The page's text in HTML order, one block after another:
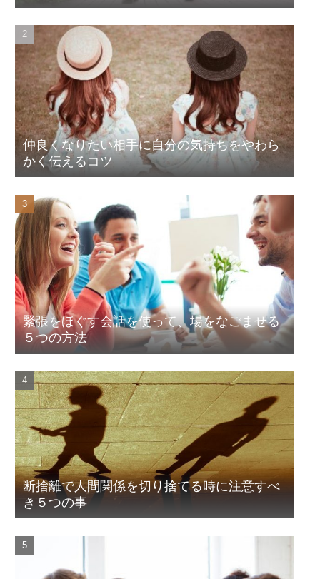
仲良くなりたい相手に自分の気持ちをやわら
かく伝えるコツ
緊張をほぐす会話を使って、場をなごませる
５つの方法
断捨離で人間関係を切り捨てる時に注意すべ
き５つの事